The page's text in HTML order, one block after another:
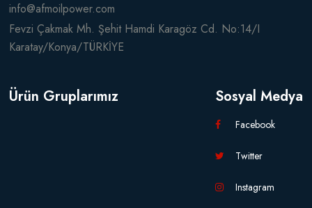
info@afmoilpower.com
Fevzi Çakmak Mh. Şehit Hamdi Karagöz Cd. No:14/I
Karatay/Konya/TÜRKİYE
Ürün Gruplarımız Sosyal Medya
Facebook
Twitter
Instagram